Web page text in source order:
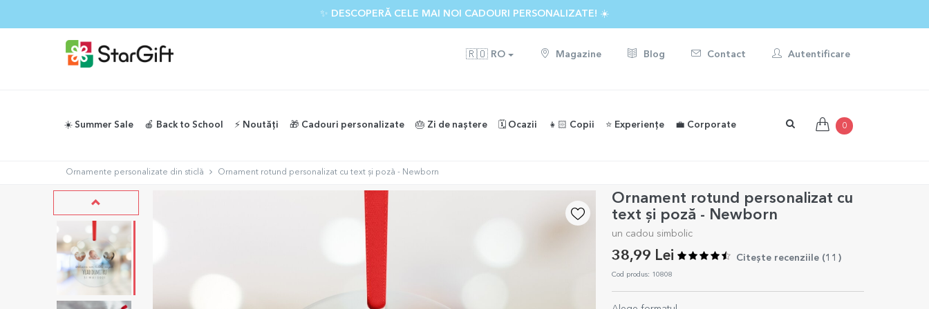
✨ DESCOPERĂ CELE MAI NOI CADOURI PERSONALIZATE! ☀️
🇷🇴 RO Magazine Blog Contact Autentificare
☀️ Summer Sale 🍎 Back to School ⚡️ Noutăți 🎁 Cadouri personalizate 🎂 Zi de naștere 🗓️ Ocazii 👧🏻 Copii ⭐️ Experiențe 💼 Corporate 0
Ornamente personalizate din sticlă Ornament rotund personalizat cu text și poză - Newborn
Ornament rotund personalizat cu
text și poză - Newborn
un cadou simbolic
38,99 Lei Citește recenziile (11 )
Cod produs: 10808